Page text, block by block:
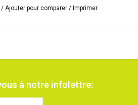
/ Ajouter pour comparer / Imprimer
à notre infolettre: